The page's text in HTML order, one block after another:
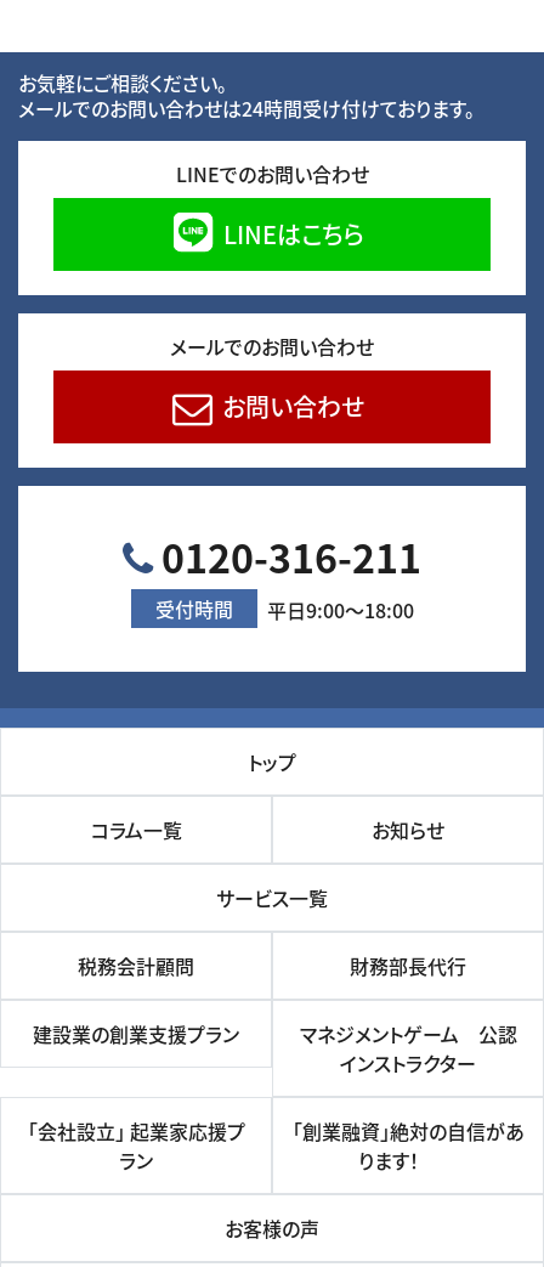
お気軽にご相談ください。
メールでのお問い合わせは24時間受け付けております。
LINEでのお問い合わせ
LINEはこちら
メールでのお問い合わせ
お問い合わせ
0120-316-211
受付時間 平日9:00～18:00
トップ
コラム一覧 お知らせ
サービス一覧
税務会計顧問 財務部長代行
建設業の創業支援プラン
マネジメントゲーム 公認
インストラクター
「会社設立」 起業家応援プ
ラン
「創業融資」絶対の自信があ
ります！
お客様の声